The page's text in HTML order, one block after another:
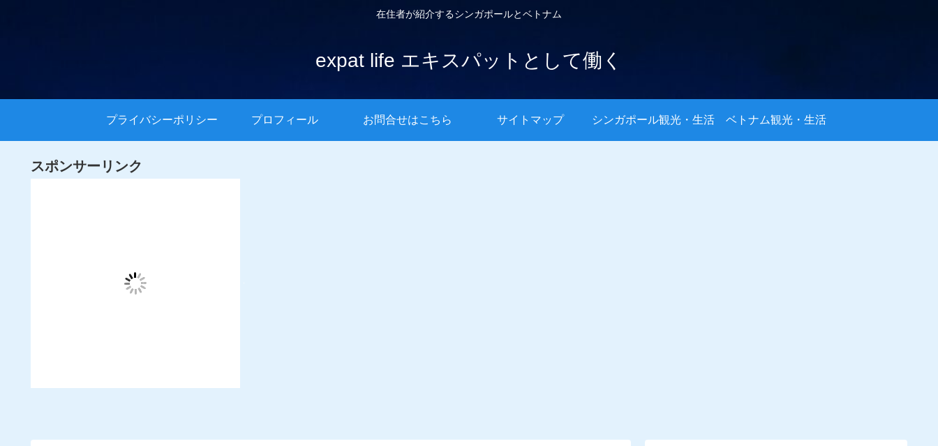
在住者が紹介するシンガポールとベトナム
expat life エキスパットとして働く
プライバシーポリシー プロフィール お問合せはこちら サイトマップ シンガポール観光・生活 ベトナム観光・生活
スポンサーリンク